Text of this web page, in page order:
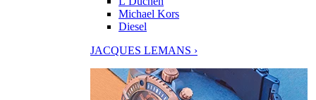
Michael Kors
Diesel
JACQUES LEMANS ›